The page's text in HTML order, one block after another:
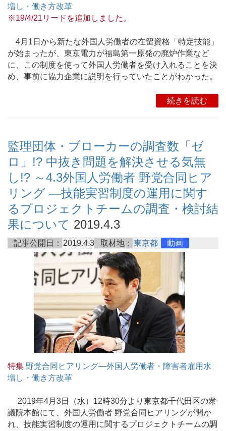
増し・働き方改革
※19/4/21リードを追加しました。
4月1日から新たな外国人労働者の在留資格「特定技能」
が始まったが、東京電力が福島第一原発の廃炉作業など
に、この制度を使って外国人労働者を受け入れることを決
め、事前に協力企業に説明を行っていたことがわかった。
続きを読む
監理団体・ブローカーの調査数「ゼ
ロ」!? 中抜き問題を解決させる気無
し!? ～4.3外国人労働者 野党合同ヒア
リング ―技能実習制度の運用に関す
るプロジェクトチームの調査・検討結
果について 2019.4.3
記事公開日： 2019.4.3 取材地： 東京都 動画
特集 野党合同ヒアリング―外国人労働者・障害者雇用水
増し・働き方改革
2019年4月3日（水）12時30分より東京都千代田区の衆
議院本館にて、外国人労働者 野党合同ヒアリングが開か
れ、技能実習制度の運用に関するプロジェクトチームの調